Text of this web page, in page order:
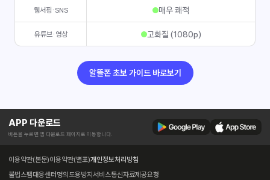
웹서핑·SNS 매우 쾌적
유튜브·영상 고화질 (1080p)
알뜰폰 초보 가이드 바로보기
APP 다운로드
버튼을 누르면 앱 다운로드 페이지로 이동합니다.
이용약관(본문)이용약관(별표)개인정보처리방침
불법스팸대응센터 명의도용방지서비스통신자료제공요청